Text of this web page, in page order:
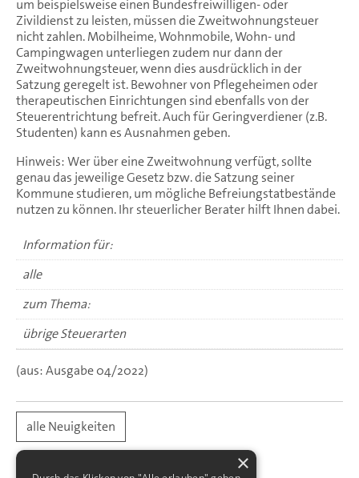
um beispielsweise einen Bundesfreiwilligen- oder
Zivildienst zu leisten, müssen die Zweitwohnungsteuer
nicht zahlen. Mobilheime, Wohnmobile, Wohn- und
Campingwagen unterliegen zudem nur dann der
Zweitwohnungsteuer, wenn dies ausdrücklich in der
Satzung geregelt ist. Bewohner von Pflegeheimen oder
therapeutischen Einrichtungen sind ebenfalls von der
Steuerentrichtung befreit. Auch für Geringverdiener (z.B.
Studenten) kann es Ausnahmen geben.
Hinweis: Wer über eine Zweitwohnung verfügt, sollte
genau das jeweilige Gesetz bzw. die Satzung seiner
Kommune studieren, um mögliche Befreiungstatbestände
nutzen zu können. Ihr steuerlicher Berater hilft Ihnen dabei.
Information für:
alle
zum Thema:
übrige Steuerarten
(aus: Ausgabe 04/2022)
alle Neuigkeiten
×